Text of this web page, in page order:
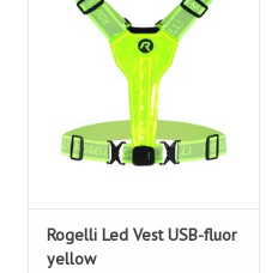
Rogelli Led Vest USB-fluor
yellow